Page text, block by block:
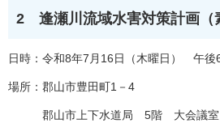
2 逢瀬川流域水害対策計画（
日時：令和8年7月16日（木曜日） 午後
場所：郡山市豊田町1－4
郡山市上下水道局 5階 大会議室